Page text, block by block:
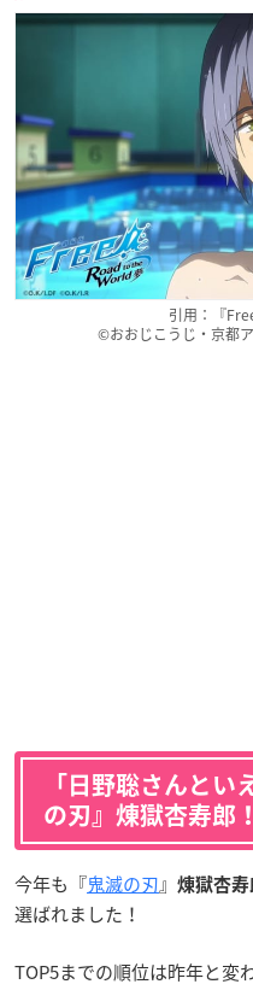
引用：『
©おおじこうじ・京都
「日野聡さんとい
の刃』煉󠄁獄杏寿郎！
今年も『鬼滅の刃』 煉󠄁獄杏寿
選ばれました！
TOP5までの順位は昨年と変